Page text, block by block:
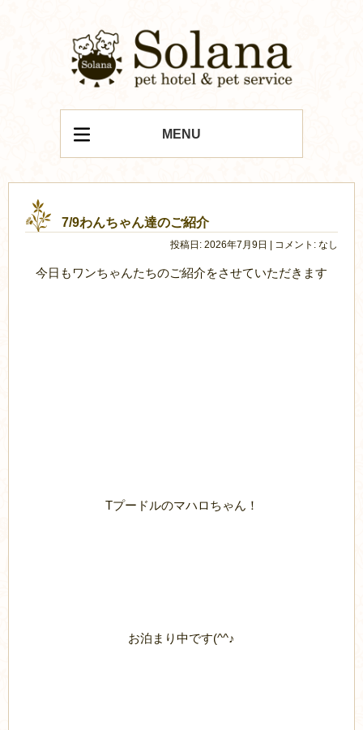
MENU
7/9わんちゃん達のご紹介
投稿日: 2026年7月9日 | コメント: なし
今日もワンちゃんたちのご紹介をさせていただきます
Tプードルのマハロちゃん！
お泊まり中です(^^♪